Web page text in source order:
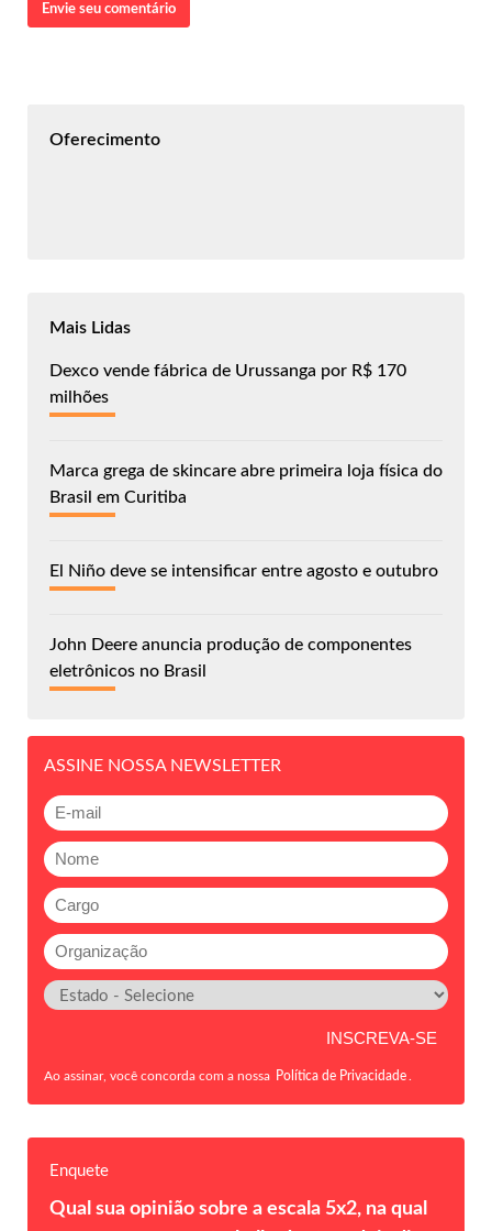
Envie seu comentário
Oferecimento
Mais Lidas
Dexco vende fábrica de Urussanga por R$ 170
milhões
Marca grega de skincare abre primeira loja física do
Brasil em Curitiba
El Niño deve se intensificar entre agosto e outubro
John Deere anuncia produção de componentes
eletrônicos no Brasil
ASSINE NOSSA NEWSLETTER
Ao assinar, você concorda com a nossa Política de Privacidade
Enquete
Qual sua opinião sobre a escala 5x2, na qual